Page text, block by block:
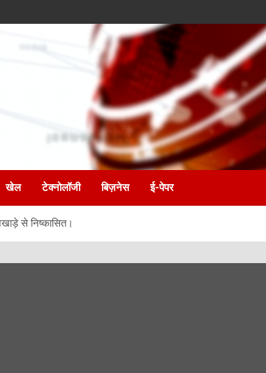
खेल टेक्नोलॉजी बिज़नेस ई-पेपर
से निष्कासित।